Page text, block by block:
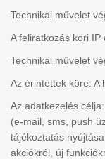
Technikai művelet
A feliratkozás kori IP
Technikai művelet
Az érintettek köre: A
Az adatkezelés
(e-mail, sms, push
tájékoztatás
akciókról, új